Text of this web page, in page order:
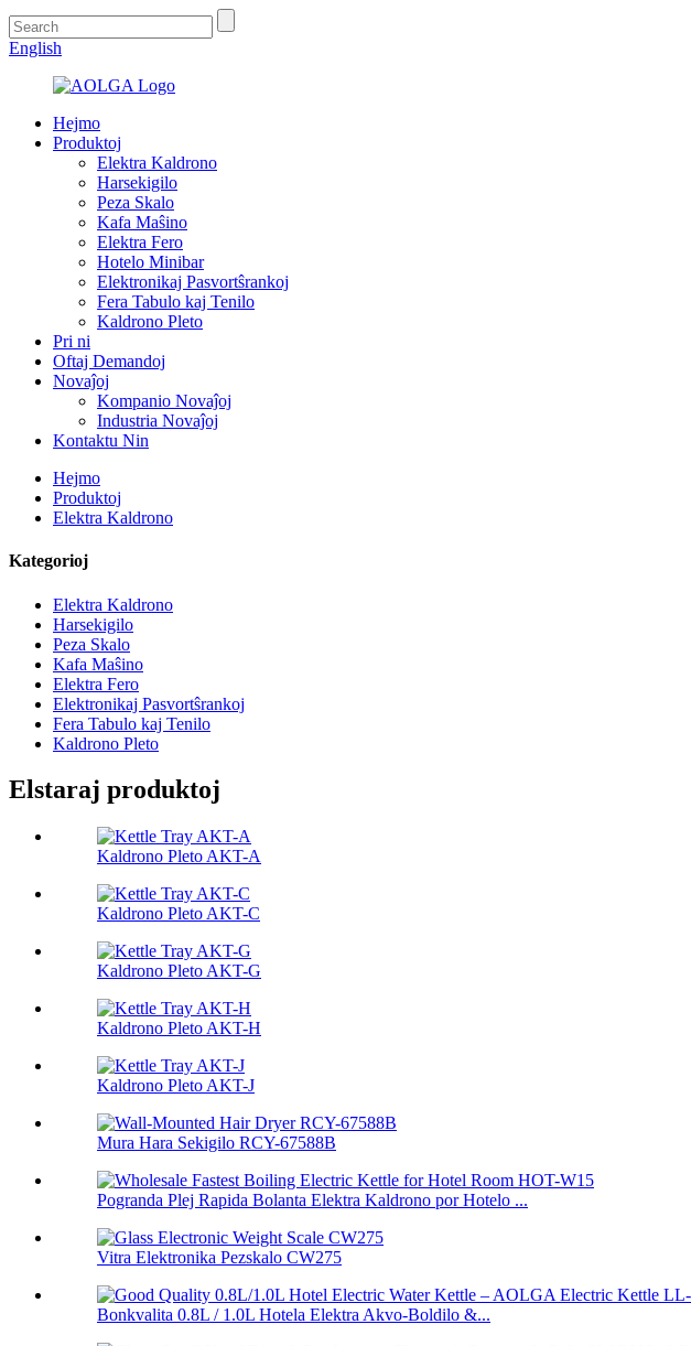
English
Hejmo
Produktoj
Elektra Kaldrono
Harsekigilo
Peza Skalo
Kafa Maŝino
Elektra Fero
Hotelo Minibar
Elektronikaj Pasvortŝrankoj
Fera Tabulo kaj Tenilo
Kaldrono Pleto
Pri ni
Oftaj Demandoj
Novaĵoj
Kompanio Novaĵoj
Industria Novaĵoj
Kontaktu Nin
Hejmo
Produktoj
Elektra Kaldrono
Kategorioj
Elektra Kaldrono
Harsekigilo
Peza Skalo
Kafa Maŝino
Elektra Fero
Elektronikaj Pasvortŝrankoj
Fera Tabulo kaj Tenilo
Kaldrono Pleto
Elstaraj produktoj
Kaldrono Pleto AKT-A
Kaldrono Pleto AKT-C
Kaldrono Pleto AKT-G
Kaldrono Pleto AKT-H
Kaldrono Pleto AKT-J
Mura Hara Sekigilo RCY-67588B
Pogranda Plej Rapida Bolanta Elektra Kaldrono por Hotelo ...
Vitra Elektronika Pezskalo CW275
Bonkvalita 0.8L / 1.0L Hotela Elektra Akvo-Boldilo &...